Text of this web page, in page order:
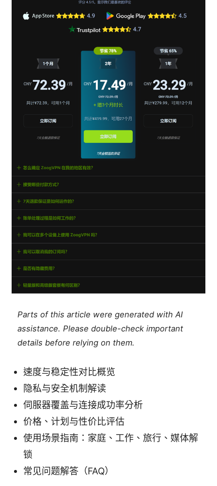
Parts of this article were generated with AI
assistance. Please double-check important
details before relying on them.
速度与稳定性对比概览
隐私与安全机制解读
伺服器覆盖与连接成功率分析
价格、计划与性价比评估
使用场景指南：家庭、工作、旅行、媒体解
锁
常见问题解答（FAQ）